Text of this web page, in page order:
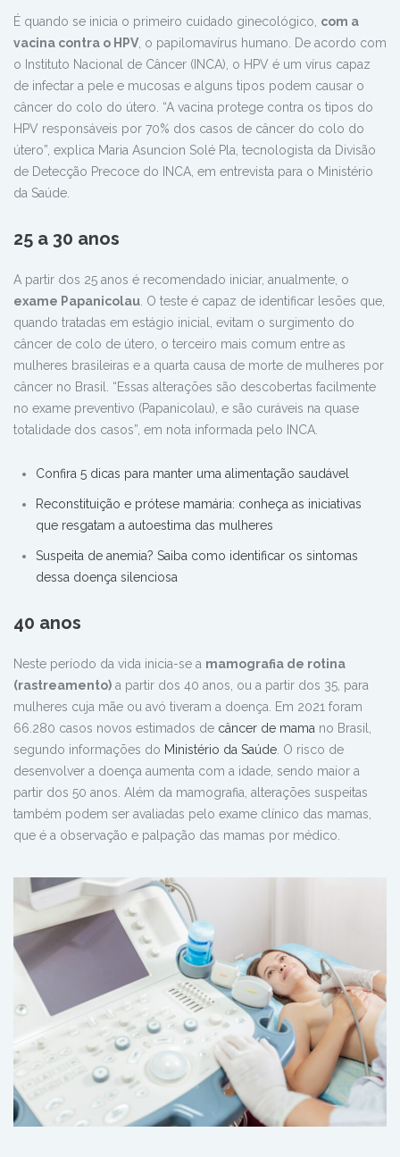
É quando se inicia o primeiro cuidado ginecológico, com a
vacina contra o HPV, o papilomavírus humano. De acordo com
o Instituto Nacional de Câncer (INCA), o HPV é um vírus capaz
de infectar a pele e mucosas e alguns tipos podem causar o
câncer do colo do útero. “A vacina protege contra os tipos do
HPV responsáveis por 70% dos casos de câncer do colo do
útero”, explica Maria Asuncion Solé Pla, tecnologista da Divisão
de Detecção Precoce do INCA, em entrevista para o Ministério
da Saúde.
25 a 30 anos
A partir dos 25 anos é recomendado iniciar, anualmente, o
exame Papanicolau. O teste é capaz de identificar lesões que,
quando tratadas em estágio inicial, evitam o surgimento do
câncer de colo de útero, o terceiro mais comum entre as
mulheres brasileiras e a quarta causa de morte de mulheres por
câncer no Brasil. “Essas alterações são descobertas facilmente
no exame preventivo (Papanicolau), e são curáveis na quase
totalidade dos casos”, em nota informada pelo INCA.
Confira 5 dicas para manter uma alimentação saudável
Reconstituição e prótese mamária: conheça as iniciativas
que resgatam a autoestima das mulheres
Suspeita de anemia? Saiba como identificar os sintomas
dessa doença silenciosa
40 anos
Neste período da vida inicia-se a mamografia de rotina
(rastreamento) a partir dos 40 anos, ou a partir dos 35, para
mulheres cuja mãe ou avó tiveram a doença. Em 2021 foram
66.280 casos novos estimados de câncer de mama no Brasil,
segundo informações do Ministério da Saúde. O risco de
desenvolver a doença aumenta com a idade, sendo maior a
partir dos 50 anos. Além da mamografia, alterações suspeitas
também podem ser avaliadas pelo exame clínico das mamas,
que é a observação e palpação das mamas por médico.